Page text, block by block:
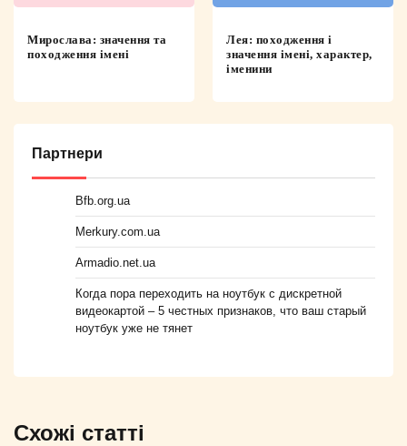
Мирослава: значення та
походження імені
Лея: походження і
значення імені, характер,
іменини
Партнери
Bfb.org.ua
Merkury.com.ua
Armadio.net.ua
Когда пора переходить на ноутбук с дискретной
видеокартой – 5 честных признаков, что ваш старый
ноутбук уже не тянет
Схожі статті